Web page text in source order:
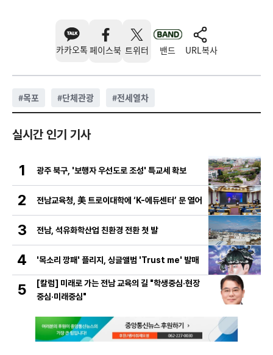
카카오톡 페이스북 트위터 밴드 URL복사
#목포 #단체관광 #전세열차
실시간 인기 기사
1 광주 북구, '보행자 우선도로 조성' 특교세 확보
2 전남교육청, 美 트로이대학에 ‘K-에듀센터’ 문 열어
3 전남, 석유화학산업 친환경 전환 첫 발
4 '목소리 깡패' 플리지, 싱글앨범 'Trust me' 발매
5
[칼럼] 미래로 가는 전남 교육의 길 "학생중심·현장
중심·미래중심"